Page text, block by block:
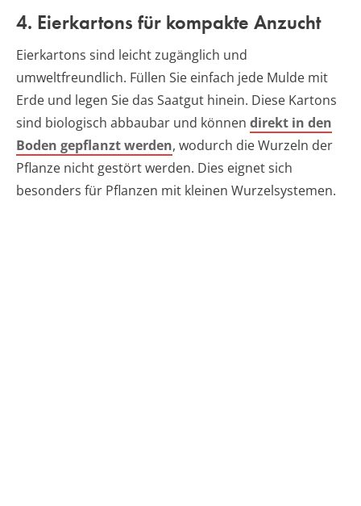
4. Eierkartons für kompakte Anzucht
Eierkartons sind leicht zugänglich und
umweltfreundlich. Füllen Sie einfach jede Mulde mit
Erde und legen Sie das Saatgut hinein. Diese Kartons
sind biologisch abbaubar und können direkt in den
Boden gepflanzt werden, wodurch die Wurzeln der
Pflanze nicht gestört werden. Dies eignet sich
besonders für Pflanzen mit kleinen Wurzelsystemen.